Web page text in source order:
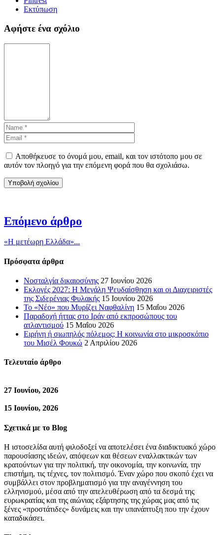
Εκτύπωση
Αφήστε ένα σχόλιο
Αποθήκευσε το όνομά μου, email, και τον ιστότοπο μου σε
αυτόν τον πλοηγό για την επόμενη φορά που θα σχολιάσω.
Επόμενο άρθρο
«Η μετέωρη Ελλάδα»...
Πρόσφατα άρθρα
Νοσταλγία δικαιοσύνης 27 Ιουνίου 2026
Εκλογές 2027: Η Μεγάλη Ψευδαίσθηση και οι Διαχειριστές
της Σιδερένιας Φυλακής 15 Ιουνίου 2026
Το «Νέο» που Μυρίζει Ναφθαλίνη 15 Μαΐου 2026
Παραδοχή ήττας στο Ιράν από εκπροσώπους του
ατλαντισμού 15 Μαΐου 2026
Ειρήνη ή σιωπηλός πόλεμος; Η κοινωνία στο μικροσκόπιο
του Μισέλ Φουκώ 2 Απριλίου 2026
Τελευταίο άρθρο
27 Ιουνίου, 2026
15 Ιουνίου, 2026
Σχετικά με το Blog
Η ιστοσελίδα αυτή φιλοδοξεί να αποτελέσει ένα διαδικτυακό χώρο
παρουσίασης ιδεών, απόψεων και θέσεων εναλλακτικών των
κρατούντων για την πολιτική, την οικονομία, την κοινωνία, την
επιστήμη, τις τέχνες, τον πολιτισμό. Έναν χώρο που σκοπό έχει να
συμβάλλει στον προβληματισμό για την αναγέννηση του
ελληνισμού, μέσα από την απελευθέρωση από τα δεσμά της
ευρωκρατίας και της αιώνιας εξάρτησης της χώρας μας από τις
ξένες «προστάτιδες» δυνάμεις και την υπανάπτυξη που την έχουν
καταδικάσει.